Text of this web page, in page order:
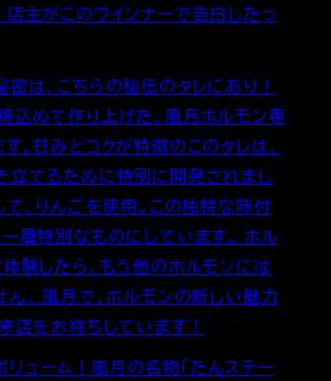
主がこのウインナーで告白したっ
は、こちらの秘伝のタレにあり！
込めて作り上げた、風月ホルモン専
。甘みとコクが特徴のこのタレは、
立てるために特別に開発されまし
、りんごを使用。この独特な味付
層特別なものにしています。 ホル
験したら、もう他のホルモンには
。 風月で、ホルモンの新しい魅力
店をお待ちしています！
リューム！風月の名物「たんステー